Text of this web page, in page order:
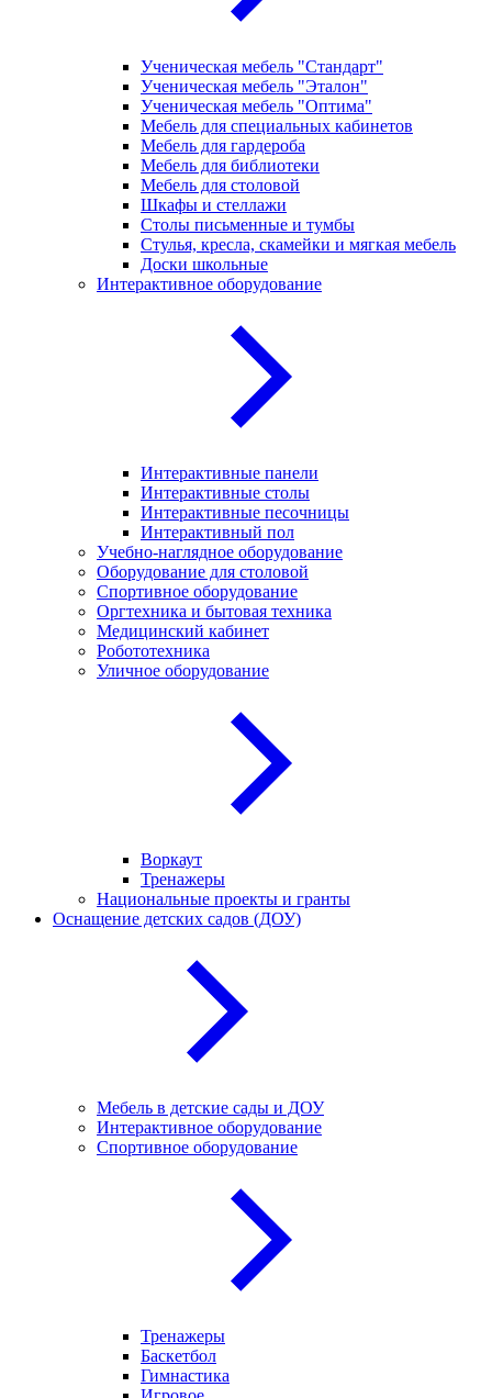
Ученическая мебель "Стандарт"
Ученическая мебель "Эталон"
Ученическая мебель "Оптима"
Мебель для специальных кабинетов
Мебель для гардероба
Мебель для библиотеки
Мебель для столовой
Шкафы и стеллажи
Столы письменные и тумбы
Стулья, кресла, скамейки и мягкая мебель
Доски школьные
Интерактивное оборудование
Интерактивные панели
Интерактивные столы
Интерактивные песочницы
Интерактивный пол
Учебно-наглядное оборудование
Оборудование для столовой
Спортивное оборудование
Оргтехника и бытовая техника
Медицинский кабинет
Робототехника
Уличное оборудование
Воркаут
Тренажеры
Национальные проекты и гранты
Оснащение детских садов (ДОУ)
Мебель в детские сады и ДОУ
Интерактивное оборудование
Спортивное оборудование
Тренажеры
Баскетбол
Гимнастика